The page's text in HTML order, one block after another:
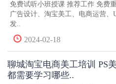
免费试听小班授课 推荐工作 免费
广告设计、淘宝美工、电商运营
发..
2024-02-18
聊城淘宝电商美工培训 PS
都需要学习哪些..